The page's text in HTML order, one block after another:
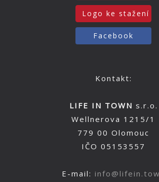
Logo ke stažení
Facebook
Kontakt:
LIFE IN TOWN s.r.o.
Wellnerova 1215/1
779 00 Olomouc
IČO 05153557
E-mail: